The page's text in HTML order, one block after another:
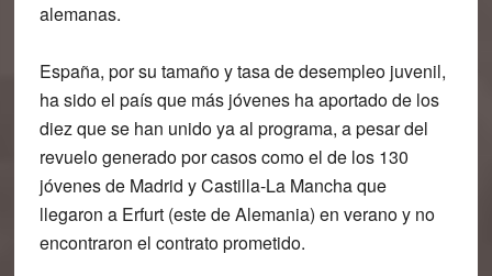
alemanas.
España, por su tamaño y tasa de desempleo juvenil,
ha sido el país que más jóvenes ha aportado de los
diez que se han unido ya al programa, a pesar del
revuelo generado por casos como el de los 130
jóvenes de Madrid y Castilla-La Mancha que
llegaron a Erfurt (este de Alemania) en verano y no
encontraron el contrato prometido.